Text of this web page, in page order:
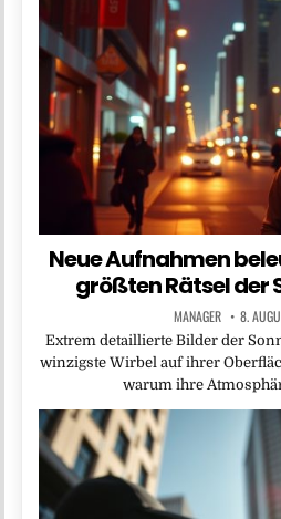
Neue Aufnahmen
größten Rätsel der
MANAGER 8.
Extrem detaillierte Bilder der
winzigste Wirbel auf ihrer
warum ihre